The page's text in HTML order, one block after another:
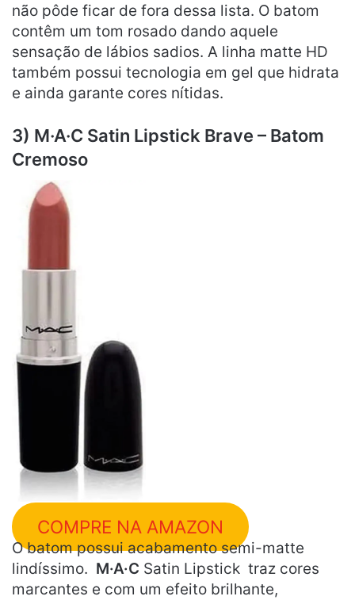
não pôde ficar de fora dessa lista. O batom
contêm um tom rosado dando aquele
sensação de lábios sadios. A linha matte HD
também possui tecnologia em gel que hidrata
e ainda garante cores nítidas.
3) M·A·C Satin Lipstick Brave – Batom
Cremoso
COMPRE NA AMAZON
O batom possui acabamento semi-matte
lindíssimo. M·A·C Satin Lipstick traz cores
marcantes e com um efeito brilhante,